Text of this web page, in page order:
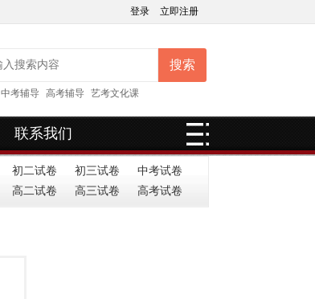
登录 立即注册
搜索
中考辅导 高考辅导 艺考文化课
联系我们
初二试卷 初三试卷
中考试卷
高二试卷 高三试卷 高考试卷